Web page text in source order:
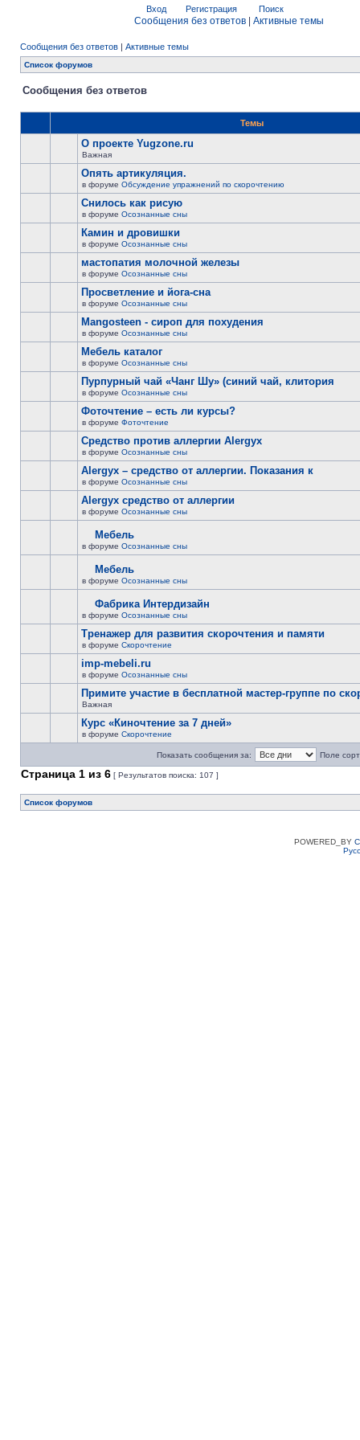
Вход Регистрация Поиск
Сообщения без ответов Активные темы
Сообщения без ответов | Активные темы
Список форумов
Сообщения без ответов
Темы
О проекте Yugzone.ru
Важная
Опять артикуляция.
в форуме Обсуждение упражнений по скорочтению
Снилось как рисую
в форуме Осознанные сны
Камин и дровишки
в форуме Осознанные сны
мастопатия молочной железы
в форуме Осознанные сны
Просветление и йога-сна
в форуме Осознанные сны
Mangosteen - сироп для похудения
в форуме Осознанные сны
Мебель каталог
в форуме Осознанные сны
Пурпурный чай «Чанг Шу» (синий чай, клитория
в форуме Осознанные сны
Фоточтение – есть ли курсы?
в форуме Фоточтение
Cредство против аллергии Alergyx
в форуме Осознанные сны
Alergyx – средство от аллергии. Показания к
в форуме Осознанные сны
Alergyx средство от аллергии
в форуме Осознанные сны
Мебель
в форуме Осознанные сны
Мебель
в форуме Осознанные сны
Фабрика Интердизайн
в форуме Осознанные сны
Тренажер для развития скорочтения и памяти
в форуме Скорочтение
imp-mebeli.ru
в форуме Осознанные сны
Примите участие в бесплатной мастер-группе по
Важная
Курс «Киночтение за 7 дней»
в форуме Скорочтение
Показать сообщения за: Поле
Страница 1 из 6 [ Результатов поиска: 107 ]
Список форумов
POWERED_BY